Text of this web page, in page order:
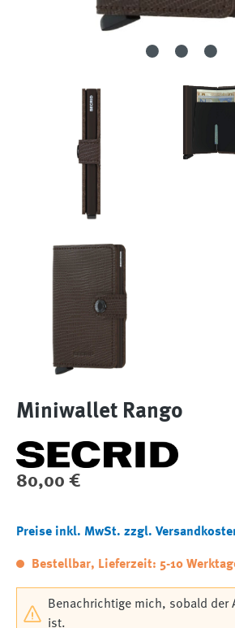
Miniwallet Rango
Regulärer Preis:
80,00 €
Preise inkl. MwSt. zzgl.
Bestellbar, Lieferzeit: 5-10
Benachrichtige mich, sobald der
ist.